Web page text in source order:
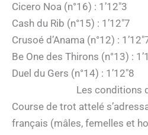
Cicero Noa (n°16) : 1’12″3
Cash du Rib (n°15) : 1’12″7
Crusoé d’Anama (n°12) :
Be One des Thirons (n°13) :
Duel du Gers (n°14) : 1’12″8
Les conditions
Course de trot attelé
français (mâles, femelles et